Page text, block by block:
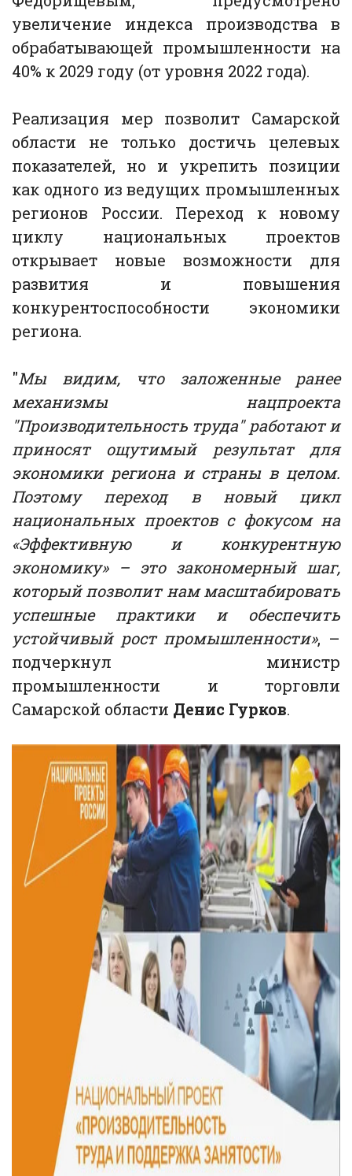
увеличение индекса производства в
обрабатывающей промышленности на
40% к 2029 году (от уровня 2022 года).
Реализация мер позволит Самарской
области не только достичь целевых
показателей, но и укрепить позиции
как одного из ведущих промышленных
регионов России. Переход к новому
циклу национальных проектов
открывает новые возможности для
развития и повышения
конкурентоспособности экономики
региона.
"Мы видим, что заложенные ранее
механизмы нацпроекта
"Производительность труда" работают и
приносят ощутимый результат для
экономики региона и страны в целом.
Поэтому переход в новый цикл
национальных проектов с фокусом на
«Эффективную и конкурентную
экономику» – это закономерный шаг,
который позволит нам масштабировать
успешные практики и обеспечить
устойчивый рост промышленности», –
подчеркнул министр
промышленности и торговли
Самарской области Денис Гурков.